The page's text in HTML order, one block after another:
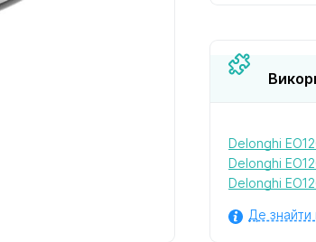
Delonghi
Delonghi
Delonghi
Де